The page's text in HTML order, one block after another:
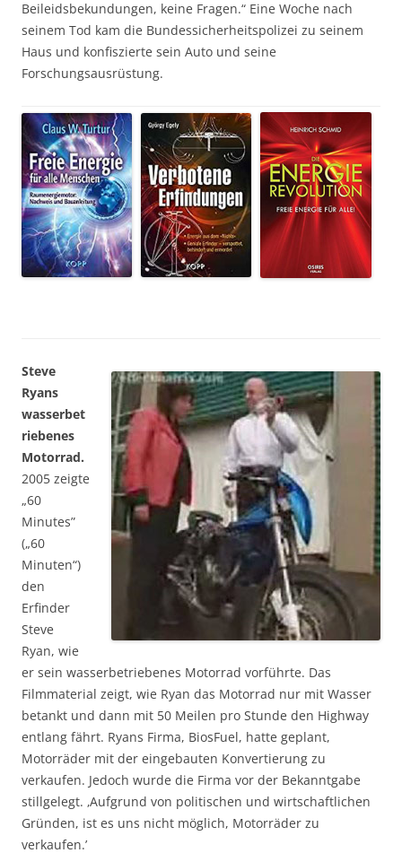
Beileidsbekundungen, keine Fragen.“ Eine Woche nach
seinem Tod kam die Bundessicherheitspolizei zu seinem
Haus und konfiszierte sein Auto und seine
Forschungsausrüstung.
Steve
Ryans
wasserbet
riebenes
Motorrad.
2005 zeigte
„60
Minutes”
(„60
Minuten“)
den
Erfinder
Steve
Ryan, wie
er sein wasserbetriebenes Motorrad vorführte. Das
Filmmaterial zeigt, wie Ryan das Motorrad nur mit Wasser
betankt und dann mit 50 Meilen pro Stunde den Highway
entlang fährt. Ryans Firma, BiosFuel, hatte geplant,
Motorräder mit der eingebauten Konvertierung zu
verkaufen. Jedoch wurde die Firma vor der Bekanntgabe
stillgelegt. ‚Aufgrund von politischen und wirtschaftlichen
Gründen, ist es uns nicht möglich, Motorräder zu
verkaufen.’